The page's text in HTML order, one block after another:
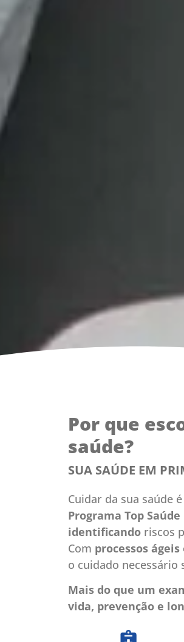
Por que
saúde?
SUA SAÚDE EM
Cuidar da sua saúde
Programa Top Saúde
identificando riscos
Com processos
o cuidado
Mais do que um
vida, prevenção e